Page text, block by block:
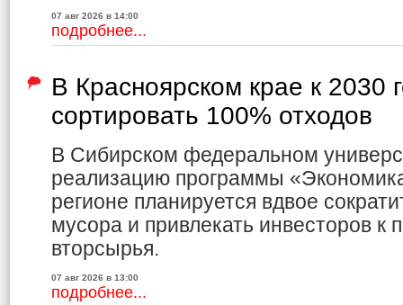
07 авг 2026 в 14:00
подробнее...
В Красноярском крае к 2030
сортировать 100% отходов
В Сибирском федеральном
реализацию программы
регионе планируется вдвое
мусора и привлекать инвесторов к
вторсырья.
07 авг 2026 в 13:00
подробнее...